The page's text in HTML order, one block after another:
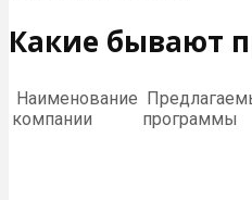
Какие бывают
Наименование
компании
программы